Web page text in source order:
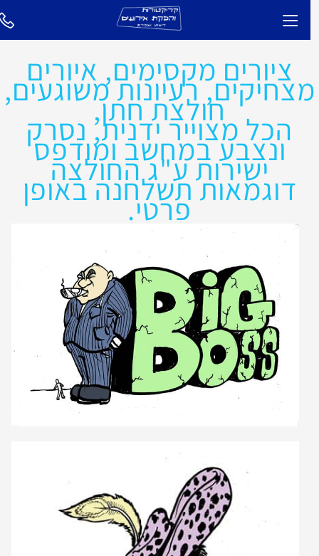
ציורים מקסימים, איורים
מצחיקים, רעיונות משוגעים,
חולצת חתן,
הכל מצוייר ידנית, נסרק
ונצבע במחשב ומודפס
ישירות ע"ג החולצה
דוגמאות תשלחנה באופן
פרטי.